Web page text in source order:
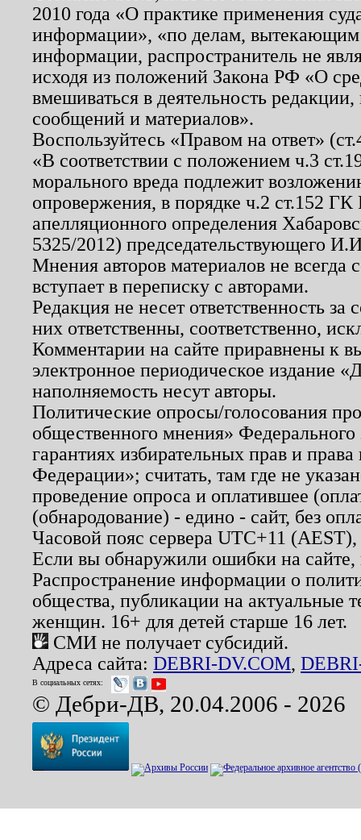
2010 года «О практике применения
информации», «по делам, вытекающим
информации, распространитель не
исходя из положений Закона РФ «О
вмешиваться в деятельность
сообщений и материалов».
Воспользуйтесь «Правом на ответ»
«В соответствии с положением ч.3
морального вреда подлежит
опровержения, в порядке ч.2 ст.152
апелляционного определения
5325/2012) председательствующего
Мнения авторов материалов не
вступает в переписку с авторами.
Редакция не несет ответственность
них ответственны, соответственно,
Комментарии на сайте приравнены к
электронное периодическое издание
наполняемость несут авторы.
Политические опросы/голосования
общественного мнения»
гарантиях избирательных прав и
Федерации»; считать, там где не
проведение опроса и оплатившее
(обнародование) - едино - сайт, без
Часовой пояс сервера UTC+11
Если вы обнаружили ошибки на
Распространение информации о
общества, публикации на актуальные
женщин. 16+ для детей старше 16 лет.
СМИ не получает субсидий.
Адреса сайта: DEBRI-DV.COM,
В социальных сетях:
© Дебри-ДВ, 20.04.2006 - 2026